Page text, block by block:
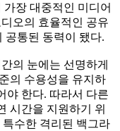
장 대중적인 미디어
오의 효율적인 공유
공통된 동력이 됐다.
의 눈에는 선명하게
의 수용성을 유지하
야 한다. 따라서 다른
시간을 지원하기 위
특수한 격리된 백그라